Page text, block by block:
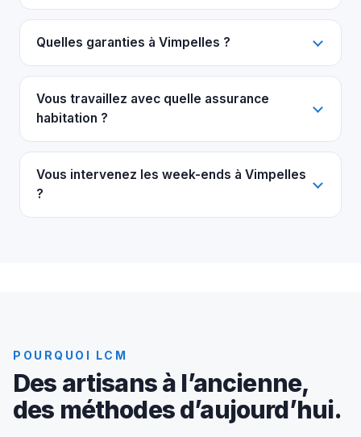
Quelles garanties à Vimpelles ?
Vous travaillez avec quelle assurance
habitation ?
Vous intervenez les week-ends à Vimpelles
?
POURQUOI LCM
Des artisans à l’ancienne,
des méthodes d’aujourd’hui.